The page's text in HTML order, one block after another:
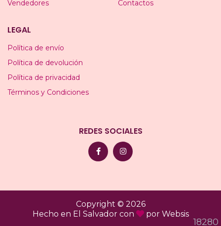
18280
Vendedores
Contactos
LEGAL
Política de envío
Política de devolución
Política de privacidad
Términos y Condiciones
REDES SOCIALES
Copyright © 2026
Hecho en El Salvador con
por Websis